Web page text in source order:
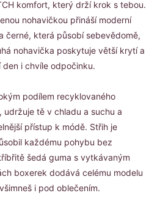
komfort, který drží krok s tebou.
nohavičkou přináší moderní
černé, která působí sebevědomě,
nohavička poskytuje větší krytí a
i chvíle odpočinku.
podílem recyklovaného
tě v chladu a suchu a
přístup k módě. Střih je
každému pohybu bez
šedá guma s vytkávaným
boxerek dodává celému modelu
i pod oblečením.